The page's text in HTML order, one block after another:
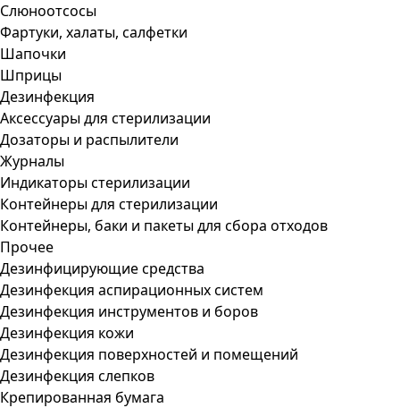
Слюноотсосы
Фартуки, халаты, салфетки
Шапочки
Шприцы
Дезинфекция
Аксессуары для стерилизации
Дозаторы и распылители
Журналы
Индикаторы стерилизации
Контейнеры для стерилизации
Контейнеры, баки и пакеты для сбора отходов
Прочее
Дезинфицирующие средства
Дезинфекция аспирационных систем
Дезинфекция инструментов и боров
Дезинфекция кожи
Дезинфекция поверхностей и помещений
Дезинфекция слепков
Крепированная бумага